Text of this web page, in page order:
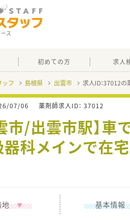
ス
初めての方 求人
ッフ 島根県 出雲市 求人ID：37012
07/06 薬剤師求人ID： 37012
市/出雲市駅】
科メインで在
地 基本情報